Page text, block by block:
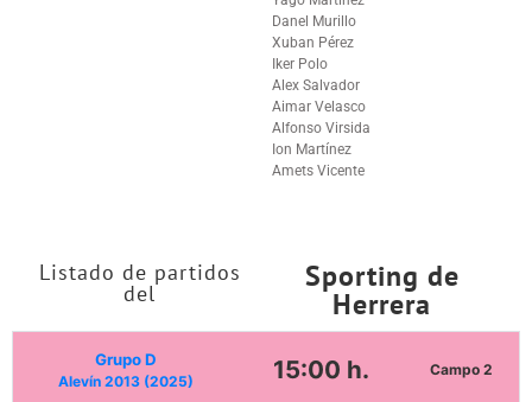
Danel Murillo
Xuban Pérez
Iker Polo
Alex Salvador
Aimar Velasco
Alfonso Virsida
Ion Martínez
Amets Vicente
Listado de partidos
del Sporting de
Herrera
Grupo D
Alevín 2013 (2025) 15:00 h. Campo 2